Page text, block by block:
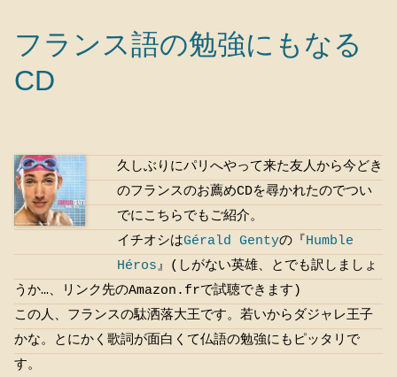
フランス語の勉強にもなる
CD
久しぶりにパリへやって来た友人から今どき
のフランスのお薦めCDを尋かれたのでつい
でにこちらでもご紹介。
イチオシはGérald Gentyの『 Humble
Héros』(しがない英雄、とでも訳しましょ
うか…、リンク先のAmazon.frで試聴できます)
この人、フランスの駄洒落大王です。若いからダジャレ王子
かな。とにかく歌詞が面白くて仏語の勉強にもピッタリで
す。